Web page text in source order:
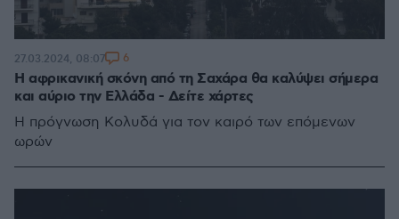
Η αφρικανική σκόνη από τη Σαχάρα θα καλύψει σήμερα
και αύριο την Ελλάδα - Δείτε χάρτες
Η πρόγνωση Κολυδά για τον καιρό των επόμενων
ωρών
27.03.2024, 08:07 6